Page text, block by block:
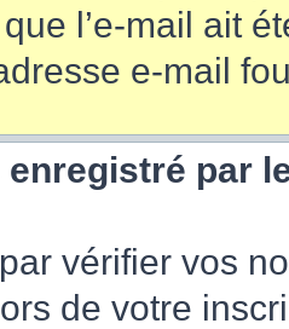
l’e-mail ait
e-mail
par
vérifier vos
de votre